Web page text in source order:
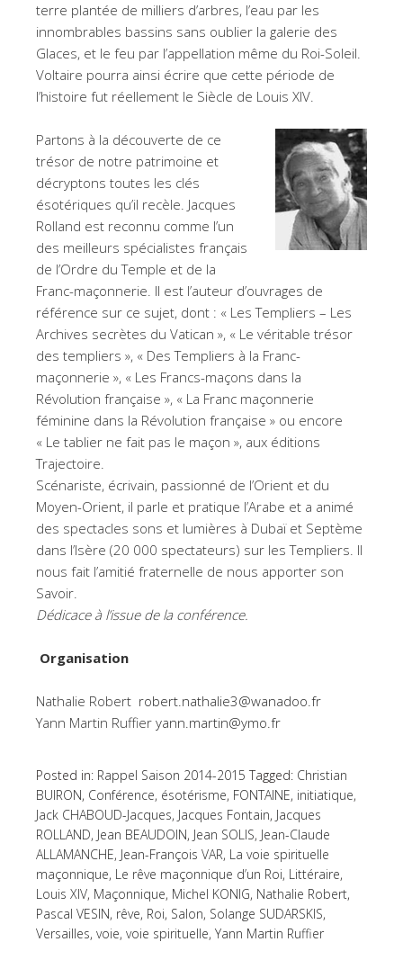
terre plantée de milliers d’arbres, l’eau par les
innombrables bassins sans oublier la galerie des
Glaces, et le feu par l’appellation même du Roi-Soleil.
Voltaire pourra ainsi écrire que cette période de
l’histoire fut réellement le Siècle de Louis XIV.
Partons à la découverte de ce
trésor de notre patrimoine et
décryptons toutes les clés
ésotériques qu’il recèle. Jacques
Rolland est reconnu comme l’un
des meilleurs spécialistes français
de l’Ordre du Temple et de la
Franc-maçonnerie. Il est l’auteur d’ouvrages de
référence sur ce sujet, dont : « Les Templiers – Les
Archives secrètes du Vatican », « Le véritable trésor
des templiers », « Des Templiers à la Franc-
maçonnerie », « Les Francs-maçons dans la
Révolution française », « La Franc maçonnerie
féminine dans la Révolution française » ou encore
« Le tablier ne fait pas le maçon », aux éditions
Trajectoire.
Scénariste, écrivain, passionné de l’Orient et du
Moyen-Orient, il parle et pratique l’Arabe et a animé
des spectacles sons et lumières à Dubaï et Septème
dans l’Isère (20 000 spectateurs) sur les Templiers. Il
nous fait l’amitié fraternelle de nous apporter son
Savoir.
Dédicace à l’issue de la conférence.
Organisation
Nathalie Robert robert.nathalie3@wanadoo.fr
Yann Martin Ruffier yann.martin@ymo.fr
Posted in: Rappel Saison 2014-2015 Tagged: Christian
BUIRON, Conférence, ésotérisme, FONTAINE, initiatique,
Jack CHABOUD-Jacques, Jacques Fontain, Jacques
ROLLAND, Jean BEAUDOIN, Jean SOLIS, Jean-Claude
ALLAMANCHE, Jean-François VAR, La voie spirituelle
maçonnique, Le rêve maçonnique d’un Roi, Littéraire,
Louis XIV, Maçonnique, Michel KONIG, Nathalie Robert,
Pascal VESIN, rêve, Roi, Salon, Solange SUDARSKIS,
Versailles, voie, voie spirituelle, Yann Martin Ruffier